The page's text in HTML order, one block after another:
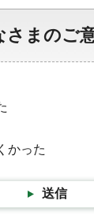
まのご
かった
送信